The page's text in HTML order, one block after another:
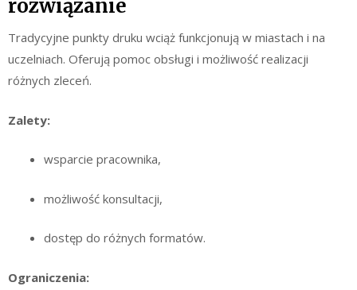
rozwiązanie
Tradycyjne punkty druku wciąż funkcjonują w miastach i na
uczelniach. Oferują pomoc obsługi i możliwość realizacji
różnych zleceń.
Zalety:
wsparcie pracownika,
możliwość konsultacji,
dostęp do różnych formatów.
Ograniczenia: